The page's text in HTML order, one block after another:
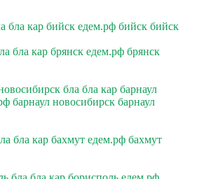
бла кар бийск едем.рф бийск бийск
бла кар брянск едем.рф брянск
бла бла кар барнаул
барнаул новосибирск барнаул
бла кар бахмут едем.рф бахмут